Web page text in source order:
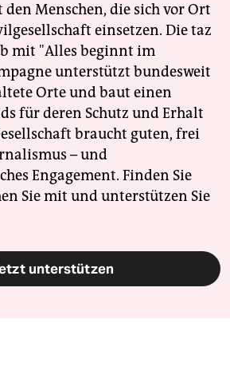
Menschen, die sich vor Ort
einsetzen. Die taz
mit "Alles beginnt im
unterstützt bundesweit
Orte und baut einen
für deren Schutz und Erhalt
braucht guten, frei
– und
Engagement. Finden Sie
Sie mit und unterstützen Sie
unterstützen